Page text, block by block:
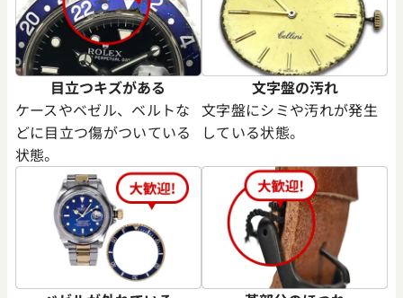
目立つキズがある
ケースやベゼル、ベルトな
どに目立つ傷がついている
状態。
文字盤の汚れ
文字盤にシミや汚れが発生
している状態。